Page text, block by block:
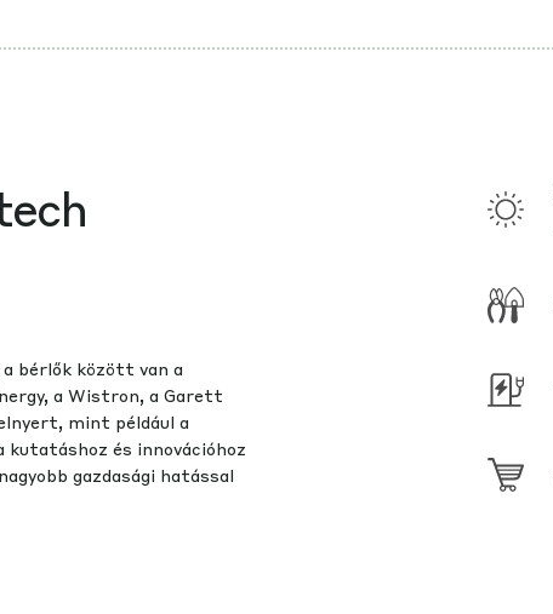
bérlők között van a
a Wistron, a Garett
mint például a
és innovációhoz
gazdasági hatással